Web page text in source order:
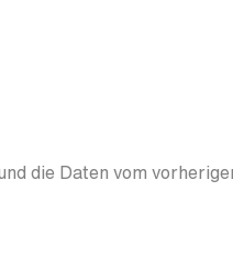
die Daten vom